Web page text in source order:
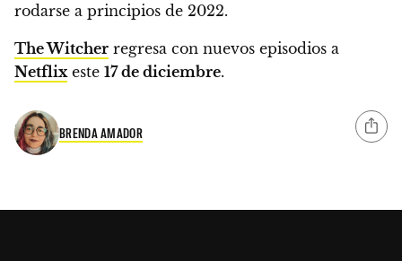
rodarse a principios de 2022.
The Witcher regresa con nuevos episodios a
Netflix este 17 de diciembre.
BRENDA AMADOR